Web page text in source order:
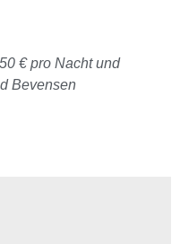
€ pro Nacht und
Bevensen